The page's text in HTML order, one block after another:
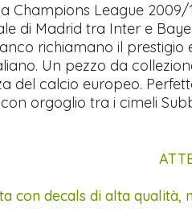
Champions League
di Madrid tra Inter e
richiamano il prestigio
Un pezzo da
del calcio europeo.
orgoglio tra i cimeli
con decals di alta